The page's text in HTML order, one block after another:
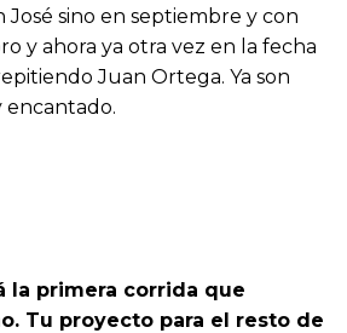
José sino en septiembre y con
y ahora ya otra vez en la fecha
Juan Ortega. Ya son
encantado.
la primera corrida que
Tu proyecto para el resto de